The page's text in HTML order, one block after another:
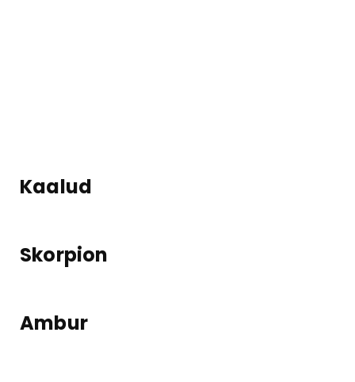
Kaalud
Skorpion
Ambur